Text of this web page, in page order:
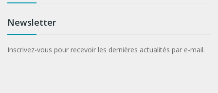
Newsletter
Inscrivez-vous pour recevoir les dernières actualités par e-mail.